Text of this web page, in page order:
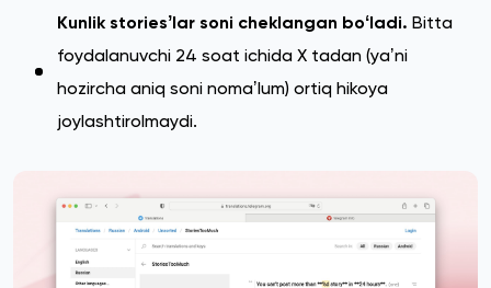
Kunlik storiesʼlar soni cheklangan boʻladi. Bitta
foydalanuvchi 24 soat ichida X tadan (yaʼni
hozircha aniq soni nomaʼlum) ortiq hikoya
joylashtirolmaydi.